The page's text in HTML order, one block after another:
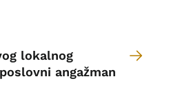
lokalnog
angažman